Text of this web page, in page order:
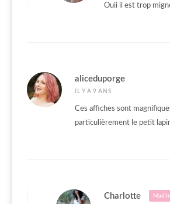
Ouii il est trop
aliceduporge
IL Y A 9 ANS
Ces affiches sont
particulièrement le petit
Charlotte